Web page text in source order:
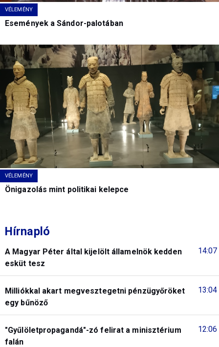
VÉLEMÉNY
Események a Sándor-palotában
VÉLEMÉNY
Önigazolás mint politikai kelepce
Hírnapló
14:07
A Magyar Péter által kijelölt államelnök kedden
esküt tesz
13:04
Milliókkal akart megvesztegetni pénzügyőröket
egy bűnöző
12:06
"Gyűlöletpropagandá"-zó felirat a minisztérium
falán